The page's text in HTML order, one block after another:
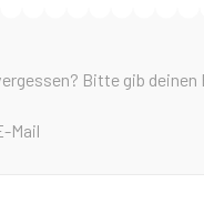
Bitte gib
Mail